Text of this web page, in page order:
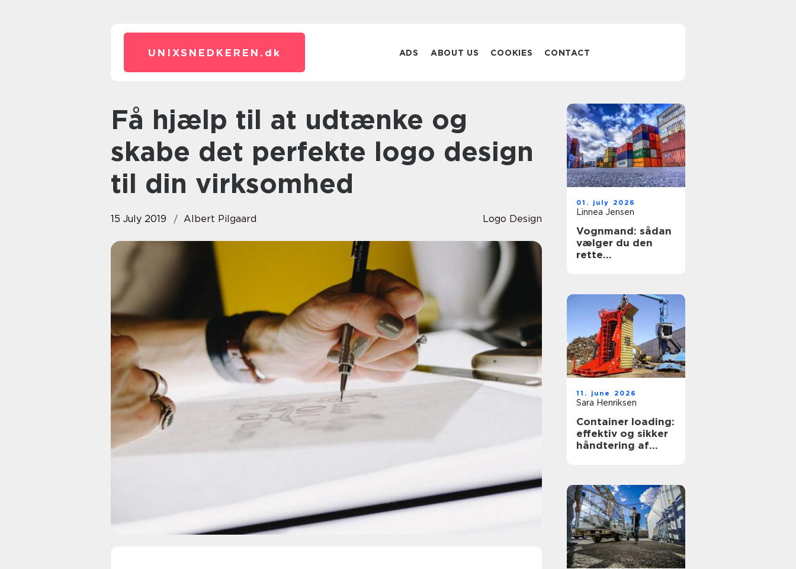
UNIXSNEDKEREN. dk ADS ABOUT US COOKIES CONTACT
Få hjælp til at udtænke og
skabe det perfekte logo design
til din virksomhed
15 July 2019 Albert Pilgaard Logo Design
01. july 2026
Linnea Jensen
Vognmand: sådan
vælger du den
rette
11. june 2026
Sara Henriksen
Container loading:
effektiv og sikker
håndtering af